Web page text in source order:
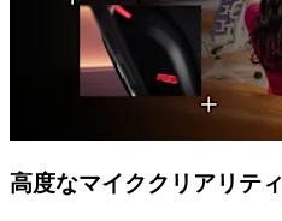
高度なマイククリアリティ